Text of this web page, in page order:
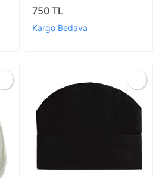
750 TL
Kargo Bedava